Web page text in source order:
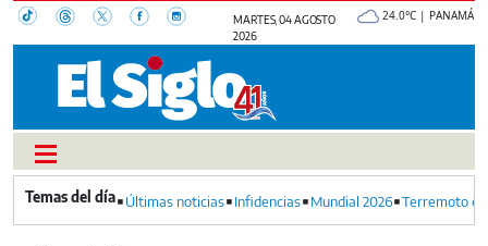
MARTES, 04 AGOSTO
2026
24.0°C | PANAMÁ
Últimas noticias Infidencias Mundial 2026 Terremoto